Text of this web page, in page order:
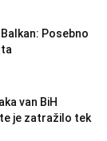
Posebno
van BiH
je zatražilo tek